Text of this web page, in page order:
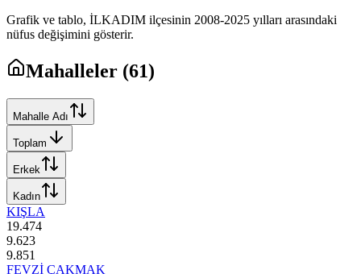
Grafik ve tablo, İLKADIM ilçesinin 2008-2025 yılları arasındaki
nüfus değişimini gösterir.
Mahalleler (61)
Mahalle Adı
Toplam
Erkek
Kadın
KIŞLA
19.474
9.623
9.851
FEVZİ ÇAKMAK